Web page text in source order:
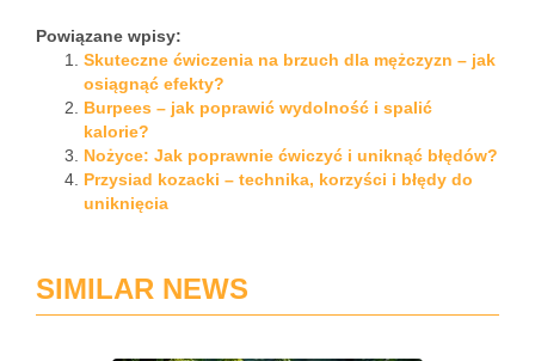
Powiązane wpisy:
Skuteczne ćwiczenia na brzuch dla mężczyzn – jak
osiągnąć efekty?
Burpees – jak poprawić wydolność i spalić
kalorie?
Nożyce: Jak poprawnie ćwiczyć i uniknąć błędów?
Przysiad kozacki – technika, korzyści i błędy do
uniknięcia
SIMILAR NEWS